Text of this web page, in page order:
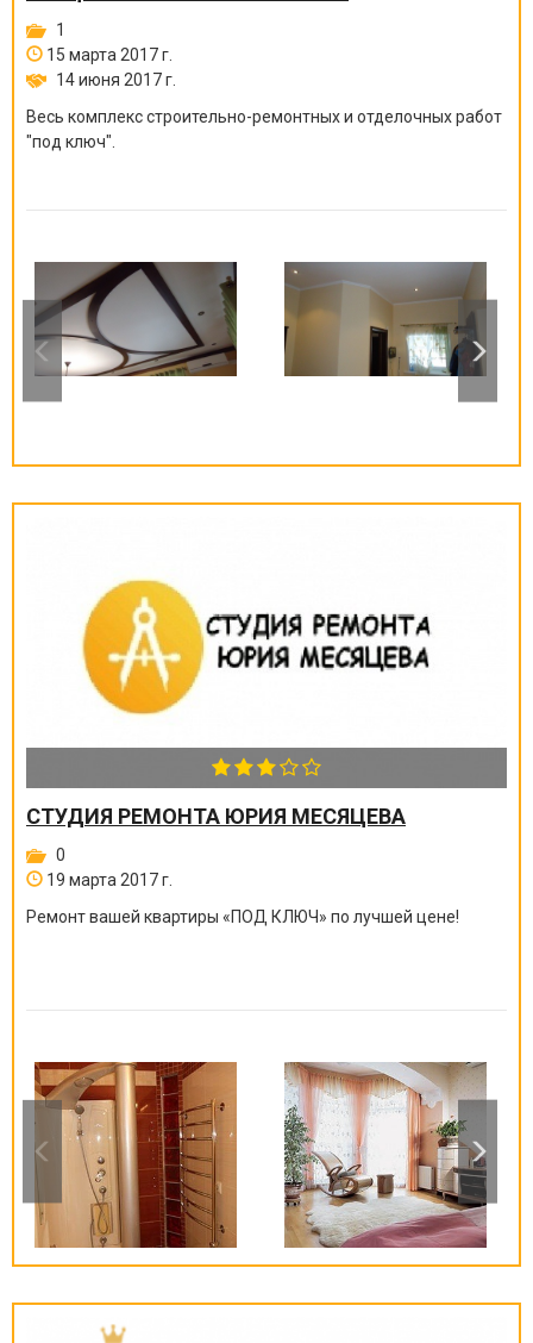
1
15 марта 2017 г.
14 июня 2017 г.
Весь комплекс строительно-ремонтных и отделочных работ
"под ключ".
СТУДИЯ РЕМОНТА ЮРИЯ МЕСЯЦЕВА
0
19 марта 2017 г.
Ремонт вашей квартиры «ПОД КЛЮЧ» по лучшей цене!